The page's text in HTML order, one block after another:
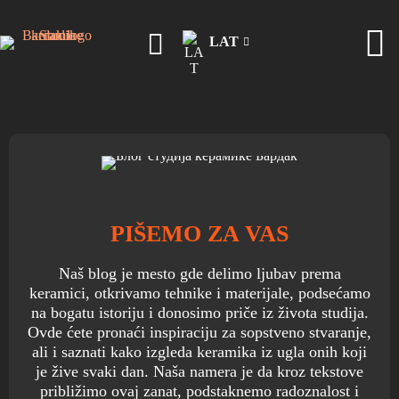
LAT
PIŠEMO ZA VAS
Naš blog je mesto gde delimo ljubav prema
keramici, otkrivamo tehnike i materijale, podsećamo
na bogatu istoriju i donosimo priče iz života studija.
Ovde ćete pronaći inspiraciju za sopstveno stvaranje,
ali i saznati kako izgleda keramika iz ugla onih koji
je žive svaki dan. Naša namera je da kroz tekstove
približimo ovaj zanat, podstaknemo radoznalost i